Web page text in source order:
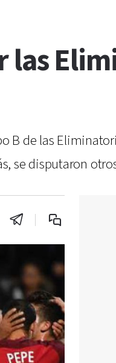
las
B de las
se disputaron